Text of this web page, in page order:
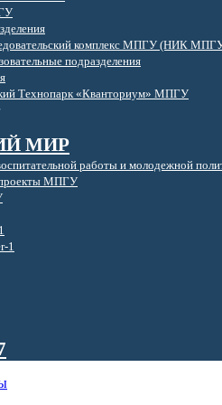
комплекс МПГУ (НИК
подразделения
Технопарк «Кванториум» МПГУ
МИР
работы и молодежной
МПГУ